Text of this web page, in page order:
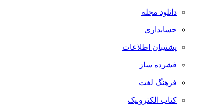
دانلود مجله
حسابداری
پشتیبان اطلاعات
فشرده ساز
فرهنگ لغت
کتاب الکترونیک